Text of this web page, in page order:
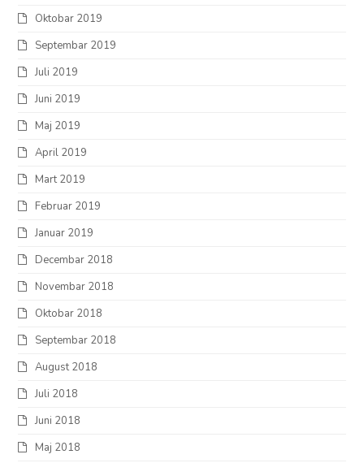
Oktobar 2019
Septembar 2019
Juli 2019
Juni 2019
Maj 2019
April 2019
Mart 2019
Februar 2019
Januar 2019
Decembar 2018
Novembar 2018
Oktobar 2018
Septembar 2018
August 2018
Juli 2018
Juni 2018
Maj 2018